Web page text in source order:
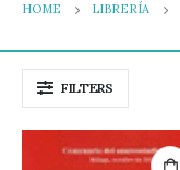
HOME LIBRERÍA
FILTERS